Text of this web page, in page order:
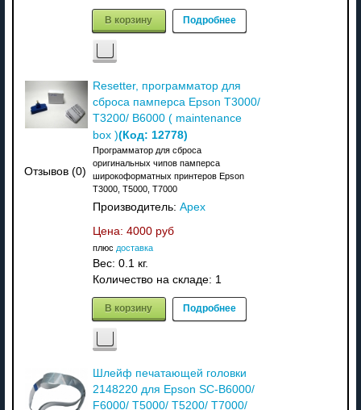
В корзину Подробнее
Отзывов (0)
Resetter, программатор для
сброса памперса Epson T3000/
T3200/ B6000 ( maintenance
box )(Код: 12778)
Программатор для сброса
оригинальных чипов памперса
широкоформатных принтеров Epson
T3000, T5000, T7000
Производитель: Apex
Цена: 4000 руб
плюс доставка
Вес: 0.1 кг.
Количество на складе: 1
В корзину Подробнее
Шлейф печатающей головки
2148220 для Epson SC-B6000/
F6000/ T5000/ T5200/ T7000/